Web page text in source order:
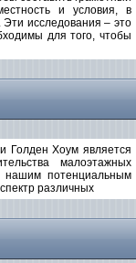
и условия, в
исследования – это
для того, чтобы
Голден Хоум является
малоэтажных
нашим потенциальным
различных